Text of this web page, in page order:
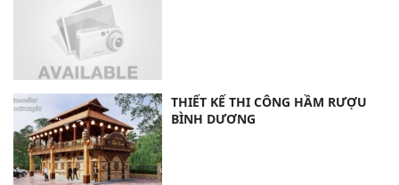
THIẾT KẾ THI CÔNG HẦM RƯỢU
BÌNH DƯƠNG